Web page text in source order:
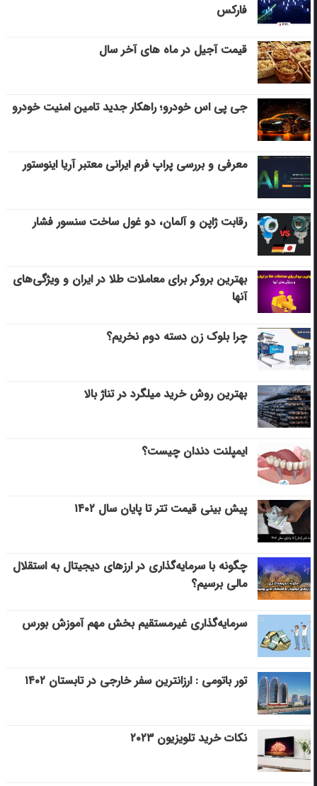
فارکس
قیمت آجیل در ماه های آخر سال
جی پی اس خودرو؛ راهکار جدید تامین امنیت خودرو
معرفی و بررسی پراپ فرم ایرانی معتبر آریا اینوستور
رقابت ژاپن و آلمان، دو غول ساخت سنسور فشار
بهترین بروکر برای معاملات طلا در ایران و ویژگی‌های
آنها
چرا بلوک زن دسته دوم نخریم؟
بهترین روش خرید میلگرد در تناژ بالا
ایمپلنت دندان چیست؟
پیش بینی قیمت تتر تا پایان سال ۱۴۰۲
چگونه با سرمایه‌گذاری در ارزهای دیجیتال به استقلال
مالی برسیم؟
سرمایه‌گذاری غیرمستقیم بخش مهم آموزش بورس
تور باتومی : ارزانترین سفر خارجی در تابستان ۱۴۰۲
نکات خرید تلویزیون ۲۰۲۳